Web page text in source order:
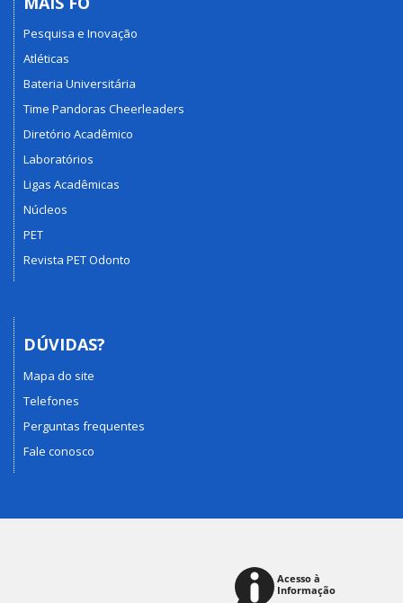
Pesquisa e Inovação
Atléticas
Bateria Universitária
Time Pandoras Cheerleaders
Diretório Acadêmico
Laboratórios
Ligas Acadêmicas
Núcleos
PET
Revista PET Odonto
DÚVIDAS?
Mapa do site
Telefones
Perguntas frequentes
Fale conosco